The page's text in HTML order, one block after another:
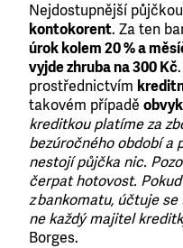
Nejdostupnější
kontokorent. Za ten
úrok kolem 20 % a
vyjde zhruba na 300 Kč
prostřednictvím
takovém případě
kreditkou platíme za
bezúročného období a
nestojí půjčka nic.
čerpat hotovost.
z bankomatu, účtuje
ne každý majitel
Borges.